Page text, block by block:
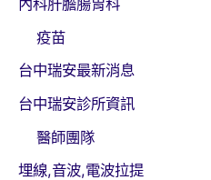
內科肝膽腸胃科
疫苗
台中瑞安最新消息
台中瑞安診所資訊
醫師團隊
埋線,音波,電波拉提